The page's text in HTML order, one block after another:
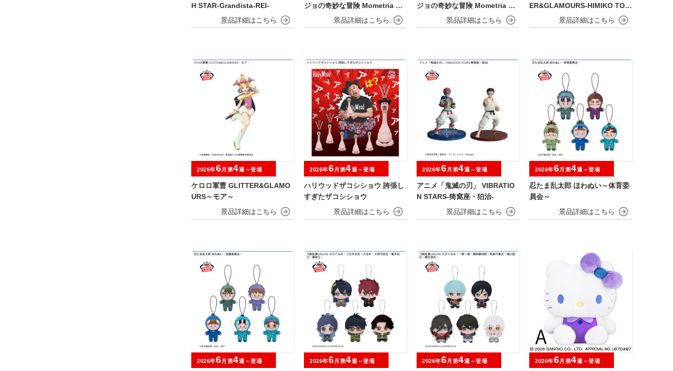
H STAR-Grandista-REI-
ジョの奇妙な冒険 Mometria ジ
ョニィ・ジョースター
ジョの奇妙な冒険 Mometria ジ
ャイロ・ツェペリ
ER&GLAMOURS-HIMIKO TOG
ケロロ軍曹 GLITTER&GLAMO
URS～モア～
2026年6 月第4週～登場
ハリウッドザコシショウ 誇張し
すぎたザコシショウ
2026年6 月第4週～登場
アニメ「鬼滅の刃」 VIBRATIO
N STARS-猗窩座・狛治-
2026年6 月第4週～登場
忍たま乱太郎 ほわぬい～体育委
員会～
2026年6 月第4週～登場
2026年6 月第4週～登場 2026年6 月第4週～登場 2026年6 月第4週～登場 2026年6 月第4週～登場